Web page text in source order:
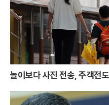
놀이보다 사진 전송, 주객전